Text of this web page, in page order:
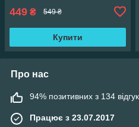
449 ₴ 549 ₴
Купити
Про нас
94% позитивних з 134
Працює з 23.07.2017